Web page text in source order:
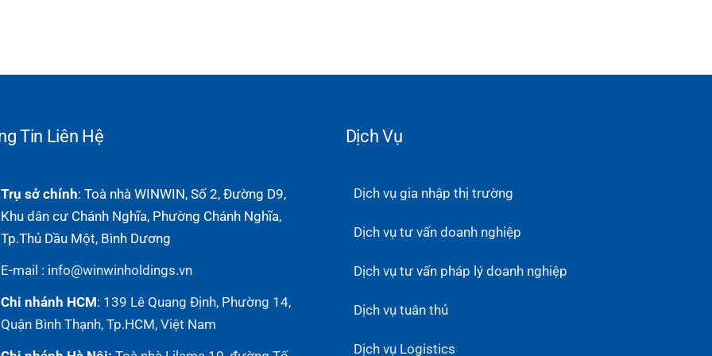
Tin Liên Hệ
Trụ sở chính: Toà nhà WINWIN, Số 2, Đường D9,
Khu dân cư Chánh Nghĩa, Phường Chánh Nghĩa,
Tp.Thủ Dầu Một, Bình Dương
E-mail : info@winwinholdings.vn
Chi nhánh HCM: 139 Lê Quang Định, Phường 14,
Quận Bình Thạnh, Tp.HCM, Việt Nam
Dịch Vụ
Dịch vụ gia nhập thị trường
Dịch vụ tư vấn doanh nghiệp
Dịch vụ tư vấn pháp lý doanh nghiệp
Dịch vụ tuân thủ
Dịch vụ Logistics